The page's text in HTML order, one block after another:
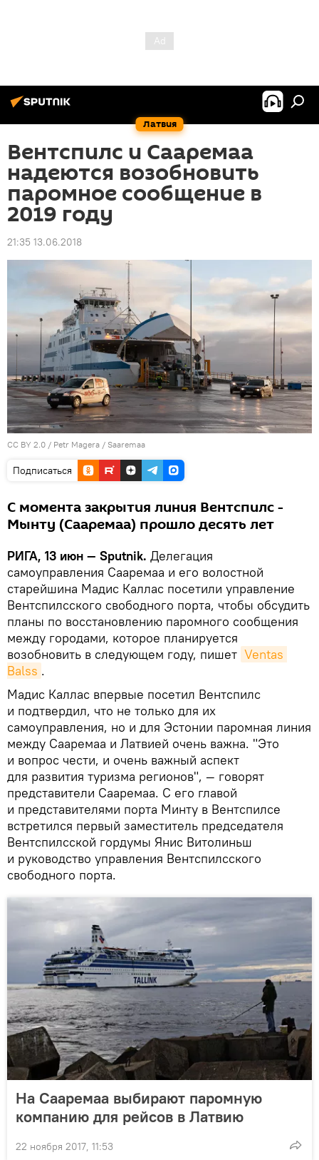
Латвия
Вентспилс и Сааремаа
надеются возобновить
паромное сообщение в
2019 году
21:35 13.06.2018
CC BY 2.0 / Petr Magera / Saaremaa
Подписаться
С момента закрытия линия Вентспилс -
Мынту (Сааремаа) прошло десять лет
РИГА, 13 июн — Sputnik. Делегация
самоуправления Сааремаа и его волостной
старейшина Мадис Каллас посетили управление
Вентспилсского свободного порта, чтобы обсудить
планы по восстановлению паромного сообщения
между городами, которое планируется
возобновить в следующем году, пишет Ventas
Balss .
Мадис Каллас впервые посетил Вентспилс
и подтвердил, что не только для их
самоуправления, но и для Эстонии паромная линия
между Сааремаа и Латвией очень важна. "Это
и вопрос чести, и очень важный аспект
для развития туризма регионов", — говорят
представители Сааремаа. С его главой
и представителями порта Минту в Вентспилсе
встретился первый заместитель председателя
Вентспилсской гордумы Янис Витолиньш
и руководство управления Вентспилсского
свободного порта.
На Сааремаа выбирают паромную
компанию для рейсов в Латвию
22 ноября 2017, 11:53